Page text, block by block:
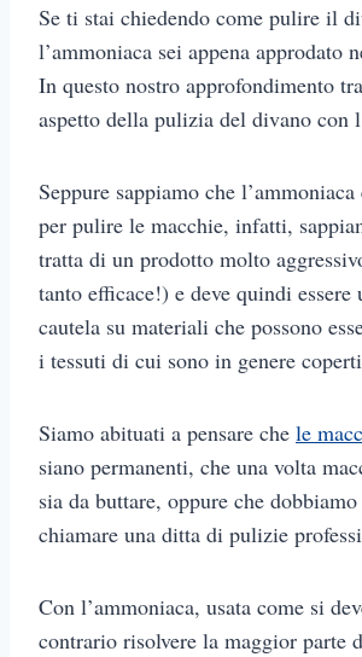
Se ti stai chiedendo come pulire il
l’ammoniaca sei appena approdato
In questo nostro approfondimento
aspetto della pulizia del divano con
Seppure sappiamo che
per pulire le macchie, infatti,
tratta di un prodotto molto
tanto efficace!) e deve quindi
cautela su materiali che possono
i tessuti di cui sono in genere
Siamo abituati a pensare che le
siano permanenti, che una volta
sia da buttare, oppure che
chiamare una ditta di pulizie
Con l’ammoniaca, usata come si
contrario risolvere la maggior parte